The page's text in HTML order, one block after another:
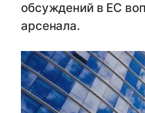
обсуждений в ЕС
арсенала.